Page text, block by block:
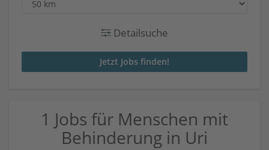
Detailsuche
1 Jobs für Menschen mit
Behinderung in Uri